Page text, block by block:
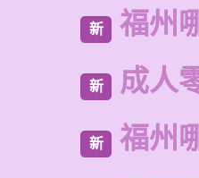
新 福州
新 成人
新 福州